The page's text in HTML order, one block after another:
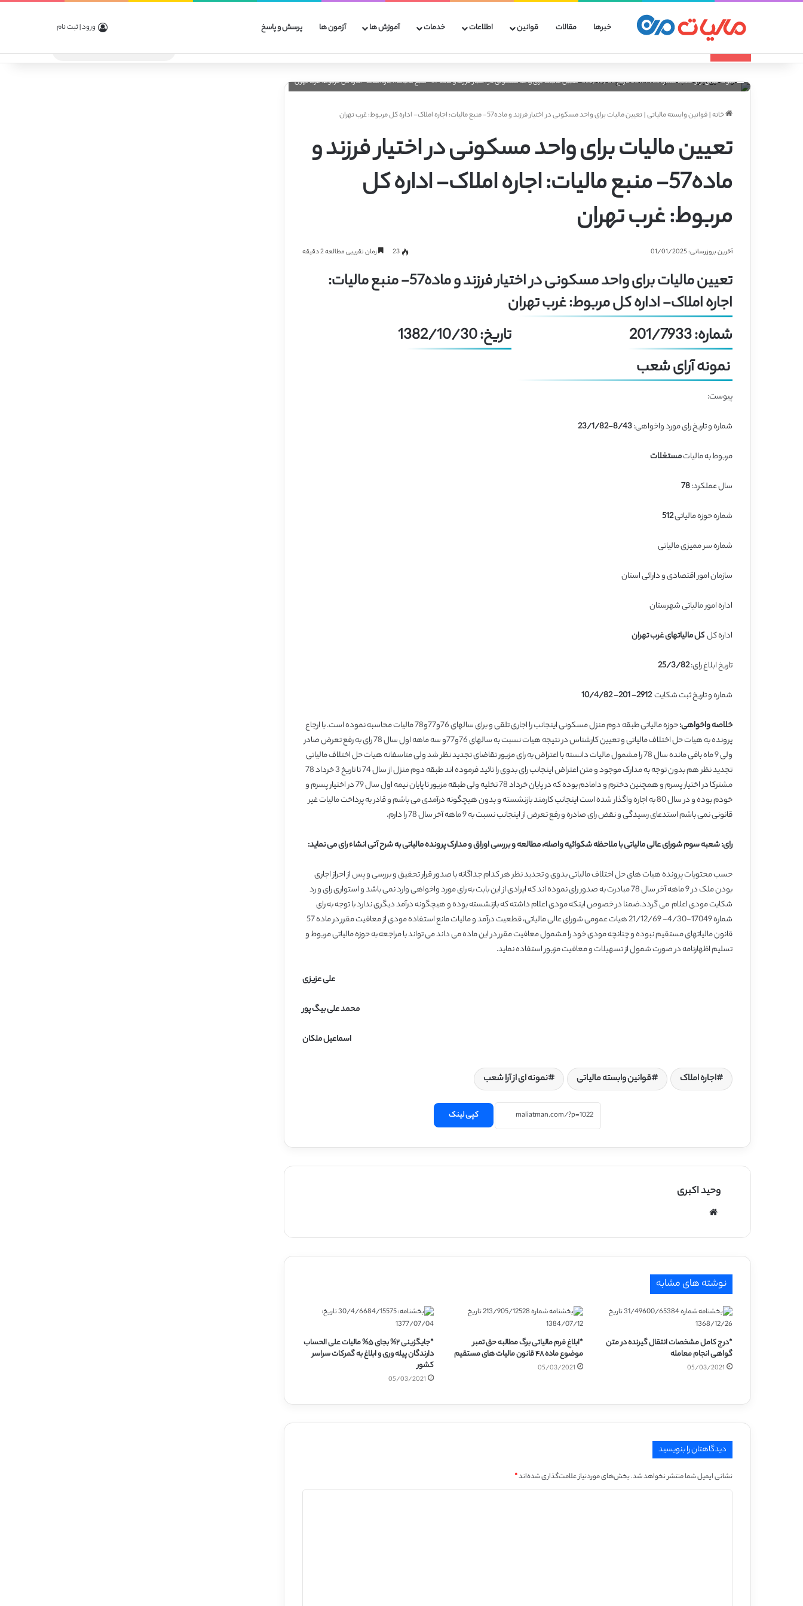
خبرها مقالات قوانین اطلاعات خدمات آموزش ها آزمون ها پرسش و پاسخ ورود | ثبت نام
نمونه هایی از ارا شعب شماره 201/7933 تاریخ 1382/10/30 تعیین مالیات برای واحد مسکونی در اختیار فرزند و ماده 57- منبع مالیات: اجاره املاک- اداره کل مربوط: غرب تهران
خانه|قوانین وابسته مالیاتی|تعیین مالیات برای واحد مسکونی در اختیار فرزند و ماده57- منبع مالیات: اجاره املاک- اداره کل مربوط: غرب تهران
تعیین مالیات برای واحد مسکونی در اختیار فرزند و
ماده57- منبع مالیات: اجاره املاک- اداره کل
مربوط: غرب تهران
آخرین بروزرسانی: 01/01/2025 23 زمان تقریبی مطالعه 2 دقیقه
تعیین مالیات برای واحد مسکونی در اختیار فرزند و ماده57- منبع مالیات:
اجاره املاک- اداره کل مربوط: غرب تهران
شماره: 201/7933
تاریخ: 1382/10/30
نمونه آرای شعب
پیوست:
شماره و تاریخ رای مورد واخواهی:8/43-23/1/82
مربوط به مالیاتمستغلات
سال عملکرد:78
شماره حوزه مالیاتی512
شماره سر ممیزی مالیاتی
سازمان امور اقتصادی و دارائی استان
اداره امور مالیاتی شهرستان
اداره کلکل مالیاتهای غرب تهران
تاریخ ابلاغ رای:25/3/82
شماره و تاریخ ثبت شکایت2912- 201- 10/4/82
خلاصه واخواهی:
حوزه مالیاتی طبقه دوم منزل مسکونی اینجانب را اجاری تلقی و برای سالهای 76و77و78 مالیات محاسبه نموده است. با ارجاع
پرونده به هیات حل اختلاف مالیاتی و تعیین کارشناس در نتیجه هیات نسبت به سالهای 76و77و سه ماهه اول سال 78 رای به رفع تعرض صادر
ولی 9 ماه باقی مانده سال 78 را مشمول مالیات دانسته با اعتراض به رای مزبور تقاضای تجدید نظر شد ولی متاسفانه هیات حل اختلاف مالیاتی
تجدید نظر هم بدون توجه به مدارک موجود و متن اعتراض اینجانب رای بدوی را تائید فرموده اند طبقه دوم منزل از سال 74 تا تاریخ 3 خرداد 78
مشترکا در اختیار پسرم و همچنین دخترم و دامادم بوده که در پایان خرداد 78 تخلیه ولی طبقه مزبور تا پایان نیمه اول سال 79 در اختیار پسرم و
خودم بوده و در سال 80 به اجاره واگذار شده است اینجانب کارمند بازنشسته و بدون هیچگونه درآمدی می باشم و قادر به پرداخت مالیات غیر
قانونی نمی باشم استدعای رسیدگی و نقض رای صادره و رفع تعرض از اینجانب نسبت به 9 ماهه آخر سال 78 را دارم.
رای: شعبه سوم شورای عالی مالیاتی با ملاحظه شکوائیه واصله، مطالعه و بررسی اوراق و مدارک پرونده مالیاتی به شرح آتی انشاء رای می نماید:
حسب محتویات پرونده هیات های حل اختلاف مالیاتی بدوی و تجدید نظر هر کدام جداگانه با صدور قرار تحقیق و بررسی و پس از احراز اجاری
بودن ملک در 9 ماهه آخر سال 78 مبادرت به صدور رای نموده اند که ایرادی از این بابت به رای مورد واخواهی وارد نمی باشد و استواری رای و رد
شکایت مودی اعلام می گردد.ضمنا در خصوص اینکه مودی اعلام داشته که بازنشسته بوده و هیچگونه درآمد دیگری ندارد با توجه به رای
شماره 17049-4/30- 21/12/69 هیات عمومی شورای عالی مالیاتی، قطعیت درآمد و مالیات مانع استفاده مودی از معافیت مقرر در ماده 57
قانون مالیاتهای مستقیم نبوده و چنانچه مودی خود را مشمول معافیت مقرر در این ماده می داند می تواند با مراجعه به حوزه مالیاتی مربوط و
تسلیم اظهارنامه در صورت شمول از تسهیلات و معافیت مزبور استفاده نماید.
علی عزیزی
محمد علی بیگ پور
اسماعیل ملکان
اجاره املاک قوانین وابسته مالیاتی نمونه ای از آرا شعب
کپی لینک
وحید اکبری
نوشته های مشابه
*درج کامل مشخصات انتقال گیرنده در متن
گواهی انجام معامله
05/03/2021
*ابلاغ فرم مالیاتی برگ مطالبه حق تمبر
موضوع ماده ۴۸ قانون مالیات های مستقیم
05/03/2021
*جایگزینی ۲% بجای ۵% مالیات علی الحساب
دارندگان پیله وری و ابلاغ به گمرکات سراسر
کشور
05/03/2021
دیدگاهتان را بنویسید
نشانی ایمیل شما منتشر نخواهد شد.بخش‌های موردنیاز علامت‌گذاری شده‌اند*